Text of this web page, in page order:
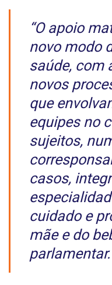
“O apoio
novo modo
saúde, com
novos
que
equipes no
sujeitos,
casos,
cuidado e
mãe e do
parlamentar.